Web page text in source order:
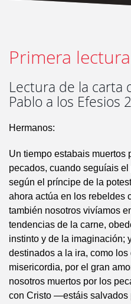
Primera lectura
Lectura de la carta
Pablo a los Efesios
Hermanos:
Un tiempo estabais muertos
pecados, cuando seguíais
según el príncipe de la
ahora actúa en los rebeldes
también nosotros vivíamos
tendencias de la carne,
instinto y de la imaginación;
destinados a la ira, como
misericordia, por el gran
nosotros muertos por los
con Cristo —estáis